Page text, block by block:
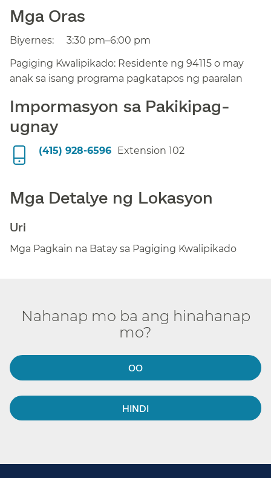
Mga Oras​​
Biyernes:​​
3:30 pm–6:00 pm​​
Pagiging Kwalipikado: Residente ng 94115 o may
anak sa isang programa pagkatapos ng paaralan​​
Impormasyon sa Pakikipag-
ugnay​​
(415) 928-6596​​ Extension 102​​
Mga Detalye ng Lokasyon​​
Uri​​
Mga Pagkain na Batay sa Pagiging Kwalipikado​​
Nahanap mo ba ang hinahanap
mo?​​
OO​​
HINDI​​